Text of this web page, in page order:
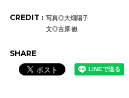
CREDIT : 写真◎大畑陽子
文◎吉原 徹
SHARE